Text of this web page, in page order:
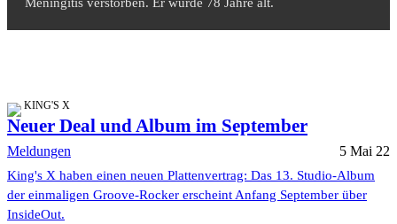
KING'S X
Neuer Deal und Album im September
Meldungen 5 Mai 22
King's X haben einen neuen Plattenvertrag: Das 13. Studio-Album
der einmaligen Groove-Rocker erscheint Anfang September über
InsideOut.